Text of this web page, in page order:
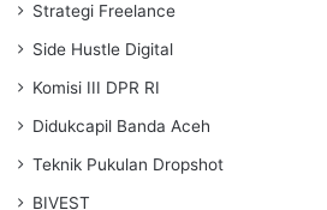
Strategi Freelance
Side Hustle Digital
Komisi III DPR RI
Didukcapil Banda Aceh
Teknik Pukulan Dropshot
BIVEST